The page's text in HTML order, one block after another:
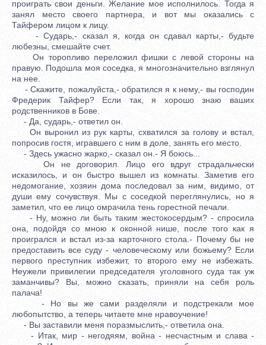
проиграть свои деньги. Желание мое исполнилось. Тогда я
занял место своего партнера, и вот мы оказались с
Тайфером лицом к лицу.
- Сударь,- сказал я, когда он сдавал карты,- будьте
любезны, смешайте счет.
Он торопливо переложил фишки с левой стороны на
правую. Подошла моя соседка, я многозначительно взглянул
на нее.
- Скажите, пожалуйста,- обратился я к нему,- вы господин
Фредерик Тайфер? Если так, я хорошо знаю ваших
родственников в Бове.
- Да, сударь,- ответил он.
Он выронил из рук карты, схватился за голову и встал,
попросив гостя, игравшего с ним в доле, занять его место.
- Здесь ужасно жарко,- сказал он.- Я боюсь...
Он не договорил. Лицо его вдруг страдальчески
исказилось, и он быстро вышел из комнаты. Заметив его
недомогание, хозяин дома последовал за ним, видимо, от
души ему сочувствуя. Мы с соседкой переглянулись, но я
заметил, что ее лицо омрачила тень горестной печали.
- Ну, можно ли быть таким жестокосердым? - спросила
она, подойдя со мною к оконной нише, после того как я
проигрался и встал из-за карточного стола.- Почему бы не
предоставить все суду - человеческому или божьему? Если
первого преступник избежит, то второго ему не избежать.
Неужели привилегии председателя уголовного суда так уж
заманчивы? Вы, можно сказать, приняли на себя роль
палача!
- Но вы же сами разделяли и подстрекали мое
любопытство, а теперь читаете мне нравоучение!
- Вы заставили меня поразмыслить,- ответила она.
- Итак, мир - негодяям, война - несчастным и слава -